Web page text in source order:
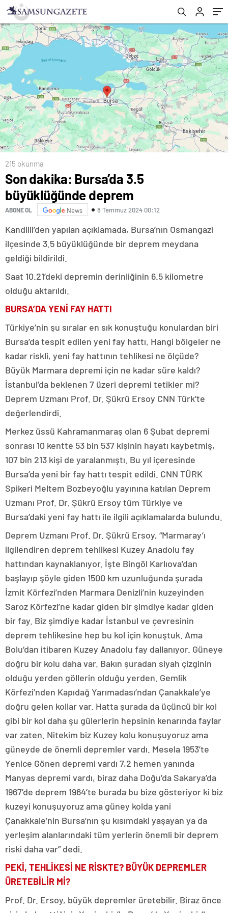
215 okunma
Son dakika: Bursa’da 3.5
büyüklüğünde deprem
ABONE OL News 8 Temmuz 2024 00:12
Kandilli’den yapılan açıklamada, Bursa’nın Osmangazi
ilçesinde 3.5 büyüklüğünde bir deprem meydana
geldiği bildirildi.
Saat 10.21’deki depremin derinliğinin 6.5 kilometre
olduğu aktarıldı.
BURSA’DA YENİ FAY HATTI
Türkiye’nin şu sıralar en sık konuştuğu konulardan biri
Bursa’da tespit edilen yeni fay hattı. Hangi bölgeler ne
kadar riskli, yeni fay hattının tehlikesi ne ölçüde?
Büyük Marmara depremi için ne kadar süre kaldı?
İstanbul’da beklenen 7 üzeri depremi tetikler mi?
Deprem Uzmanı Prof. Dr. Şükrü Ersoy CNN Türk’te
değerlendirdi.
Merkez üssü Kahramanmaraş olan 6 Şubat depremi
sonrası 10 kentte 53 bin 537 kişinin hayatı kaybetmiş,
107 bin 213 kişi de yaralanmıştı. Bu yıl içeresinde
Bursa’da yeni bir fay hattı tespit edildi. CNN TÜRK
Spikeri Meltem Bozbeyoğlu yayınına katılan Deprem
Uzmanı Prof. Dr. Şükrü Ersoy tüm Türkiye ve
Bursa’daki yeni fay hattı ile ilgili açıklamalarda bulundu.
Deprem Uzmanı Prof. Dr. Şükrü Ersoy, “Marmaray’ı
ilgilendiren deprem tehlikesi Kuzey Anadolu fay
hattından kaynaklanıyor. İşte Bingöl Karlıova’dan
başlayıp şöyle giden 1500 km uzunluğunda şurada
İzmit Körfezi’nden Marmara Denizli’nin kuzeyinden
Saroz Körfezi’ne kadar giden bir şimdiye kadar giden
bir fay. Biz şimdiye kadar İstanbul ve çevresinin
deprem tehlikesine hep bu kol için konuştuk. Ama
Bolu‘dan itibaren Kuzey Anadolu fay dallanıyor. Güneye
doğru bir kolu daha var. Bakın şuradan siyah çizginin
olduğu yerden göllerin olduğu yerden. Gemlik
Körfezi’nden Kapıdağ Yarımadası’ndan Çanakkale’ye
doğru gelen kollar var. Hatta şurada da üçüncü bir kol
gibi bir kol daha şu gülerlerin hepsinin kenarında faylar
var zaten. Nitekim biz Kuzey kolu konuşuyoruz ama
güneyde de önemli depremler vardı. Mesela 1953’te
Yenice Gönen depremi vardı 7,2 hemen yanında
Manyas depremi vardı, biraz daha Doğu’da Sakarya’da
1967’de deprem 1964’te burada bu bize gösteriyor ki biz
kuzeyi konuşuyoruz ama güney kolda yani
Çanakkale’nin Bursa’nın şu kısımdaki yaşayan ya da
yerleşim alanlarındaki tüm yerlerin önemli bir deprem
riski daha var” dedi.
PEKİ, TEHLİKESİ NE RİSKTE? BÜYÜK DEPREMLER
ÜRETEBİLİR Mİ?
Prof. Dr. Ersoy, büyük depremler üretebilir. Biraz önce